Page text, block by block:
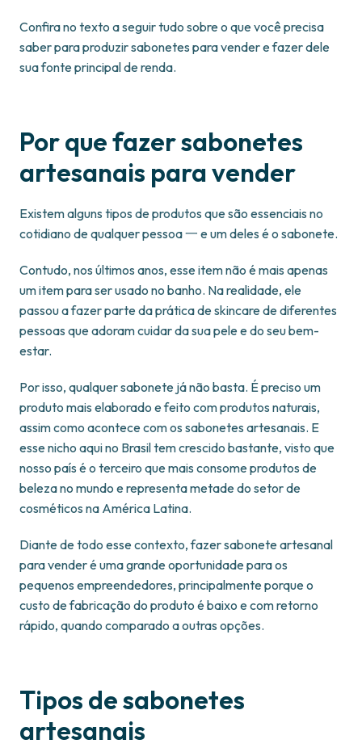
Confira no texto a seguir tudo sobre o que você precisa
saber para produzir sabonetes para vender e fazer dele
sua fonte principal de renda.
Por que fazer sabonetes
artesanais para vender
Existem alguns tipos de produtos que são essenciais no
cotidiano de qualquer pessoa 一 e um deles é o sabonete.
Contudo, nos últimos anos, esse item não é mais apenas
um item para ser usado no banho. Na realidade, ele
passou a fazer parte da prática de skincare de diferentes
pessoas que adoram cuidar da sua pele e do seu bem-
estar.
Por isso, qualquer sabonete já não basta. É preciso um
produto mais elaborado e feito com produtos naturais,
assim como acontece com os sabonetes artesanais. E
esse nicho aqui no Brasil tem crescido bastante, visto que
nosso país é o terceiro que mais consome produtos de
beleza no mundo e representa metade do setor de
cosméticos na América Latina.
Diante de todo esse contexto, fazer sabonete artesanal
para vender é uma grande oportunidade para os
pequenos empreendedores, principalmente porque o
custo de fabricação do produto é baixo e com retorno
rápido, quando comparado a outras opções.
Tipos de sabonetes
artesanais